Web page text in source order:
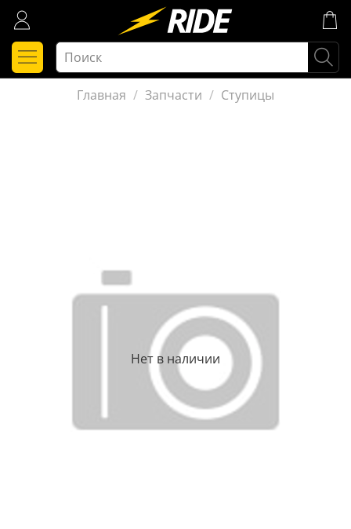
Главная Запчасти Ступицы
Нет в наличии